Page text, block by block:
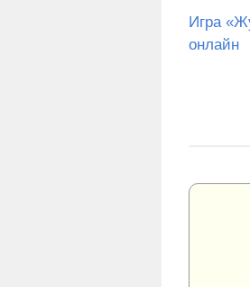
Игра
онлайн